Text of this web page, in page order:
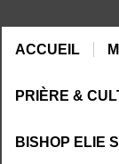
ACCUEIL
PRIÈRE &
BISHOP ELIE